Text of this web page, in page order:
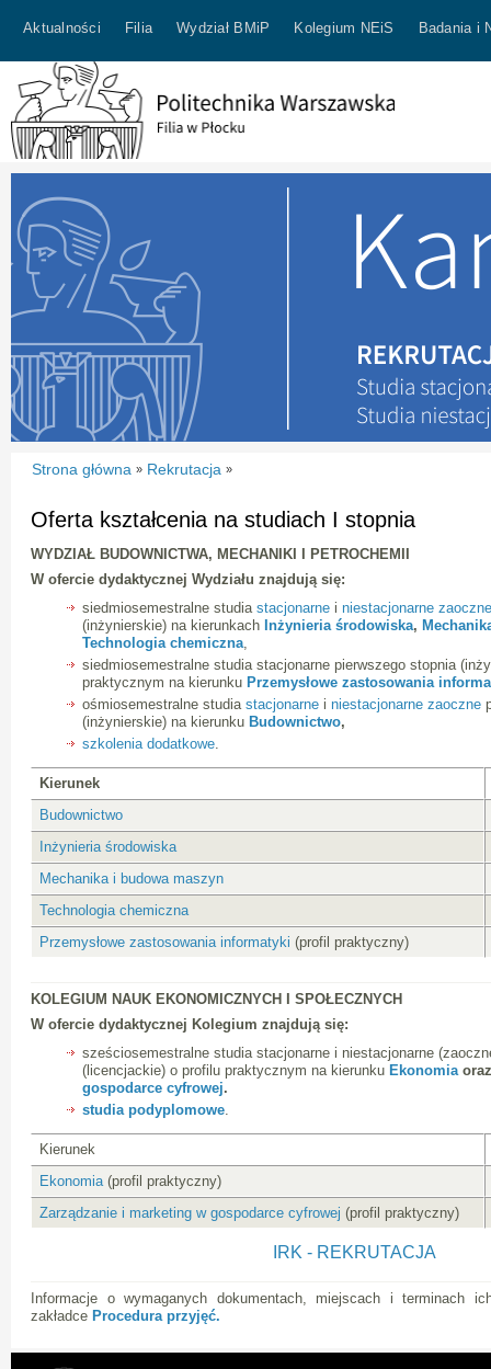
Aktualności Filia Wydział BMiP Kolegium NEiS Badania i
Strona główna » Rekrutacja »
Oferta kształcenia na studiach I stopnia
WYDZIAŁ BUDOWNICTWA, MECHANIKI I PETROCHEMII
W ofercie dydaktycznej Wydziału znajdują się:
siedmiosemestralne studiastacjonarne iniestacjonarne
(inżynierskie) na kierunkachInżynieria środowiska,
Technologia chemiczna
siedmiosemestralne studia stacjonarne pierwszego stopnia
praktycznym na kierunkuPrzemysłowe zastosowania
ośmiosemestralne studiastacjonarne iniestacjonarne zaoczne
(inżynierskie) na kierunkuBudownictwo,
szkolenia dodatkowe
Kierunek
Budownictwo
Inżynieria środowiska
Mechanika i budowa maszyn
Technologia chemiczna
Przemysłowe zastosowania informatyki (profil praktyczny)
KOLEGIUM NAUK EKONOMICZNYCH I SPOŁECZNYCH
W ofercie dydaktycznej Kolegium znajdują się:
sześciosemestralne studia stacjonarne i niestacjonarne
(licencjackie) o profilu praktycznym na kierunkuEkonomia
gospodarce cyfrowej.
studia podyplomowe
Kierunek
Ekonomia(profil praktyczny)
Zarządzanie i marketing w gospodarce cyfrowej (profil praktyczny)
IRK - REKRUTACJA
Informacje o wymaganych dokumentach, miejscach i terminach
zakładce Procedura przyjęć.